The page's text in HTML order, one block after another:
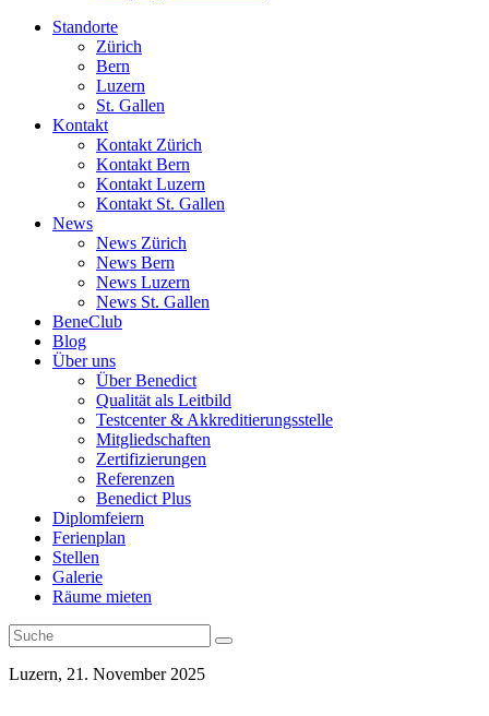
Standorte
Zürich
Bern
Luzern
St. Gallen
Kontakt
Kontakt Zürich
Kontakt Bern
Kontakt Luzern
Kontakt St. Gallen
News
News Zürich
News Bern
News Luzern
News St. Gallen
BeneClub
Blog
Über uns
Über Benedict
Qualität als Leitbild
Testcenter & Akkreditierungsstelle
Mitgliedschaften
Zertifizierungen
Referenzen
Benedict Plus
Diplomfeiern
Ferienplan
Stellen
Galerie
Räume mieten
Luzern, 21. November 2025